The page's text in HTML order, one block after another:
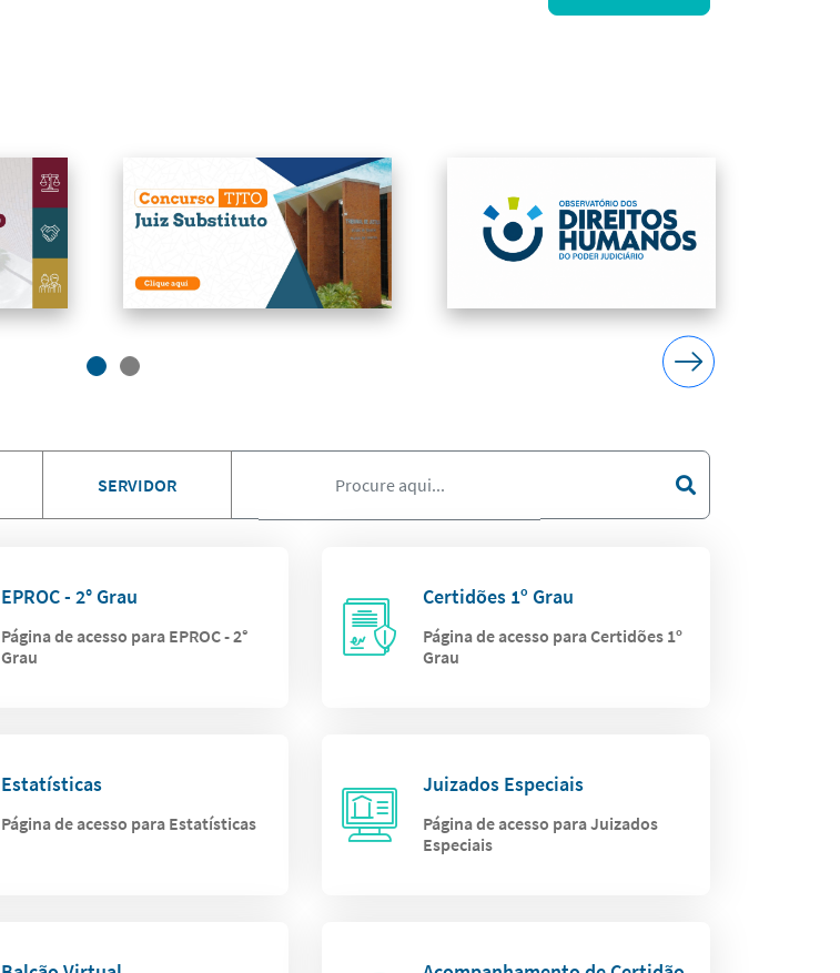
SERVIDOR
EPROC - 2° Grau
Página de acesso para EPROC - 2°
Grau
Certidões 1º Grau
Página de acesso para Certidões 1º
Grau
Estatísticas
Página de acesso para Estatísticas
Juizados Especiais
Página de acesso para Juizados
Especiais